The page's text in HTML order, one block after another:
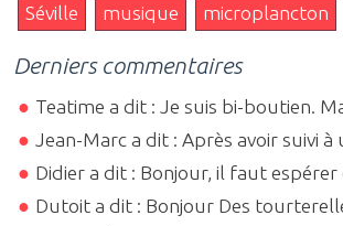
Séville
musique microplancton
Derniers commentaires
Teatime a dit : Je suis bi-boutien.
Jean-Marc a dit : Après avoir suivi à
Didier a dit : Bonjour, il faut espérer
Dutoit a dit : Bonjour Des